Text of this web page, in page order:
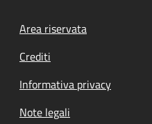
Footer menu
Area riservata
Crediti
Informativa privacy
Note legali